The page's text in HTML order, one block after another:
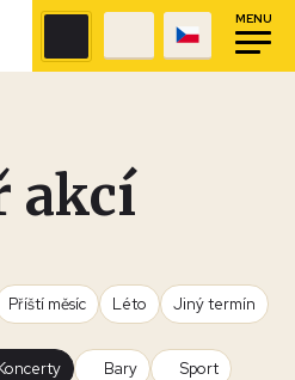
MENU
akcí
Příští měsíc Léto Jiný termín
Bary
Sport